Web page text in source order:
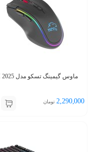
ماوس گیمینگ تسکو مدل GM 2025
2,290,000 تومان